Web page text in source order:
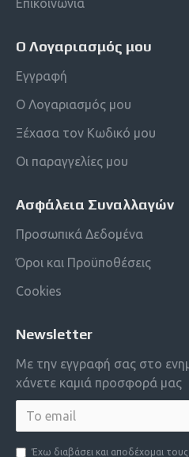
Επικοινωνία
Ο Λογαριασμός μου
Εγγραφή
Ο Λογαριασμός μου
Ξέχασα τον Κωδικό μου
Οι παραγγελίες μου
Ασφάλεια Συναλλαγών
Προσωπικά Δεδομένα
Όροι και Προϋποθέσεις
Cookies
Newsletter
Με την εγγραφή σας στο
χάνετε καμιά προσφορά μας
Έχω διαβάσει και αποδέχομαι